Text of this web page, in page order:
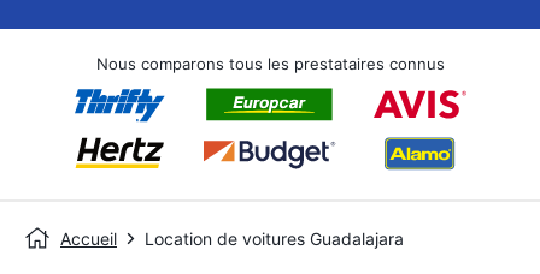
Nous comparons tous les prestataires connus
Accueil Location de voitures Guadalajara